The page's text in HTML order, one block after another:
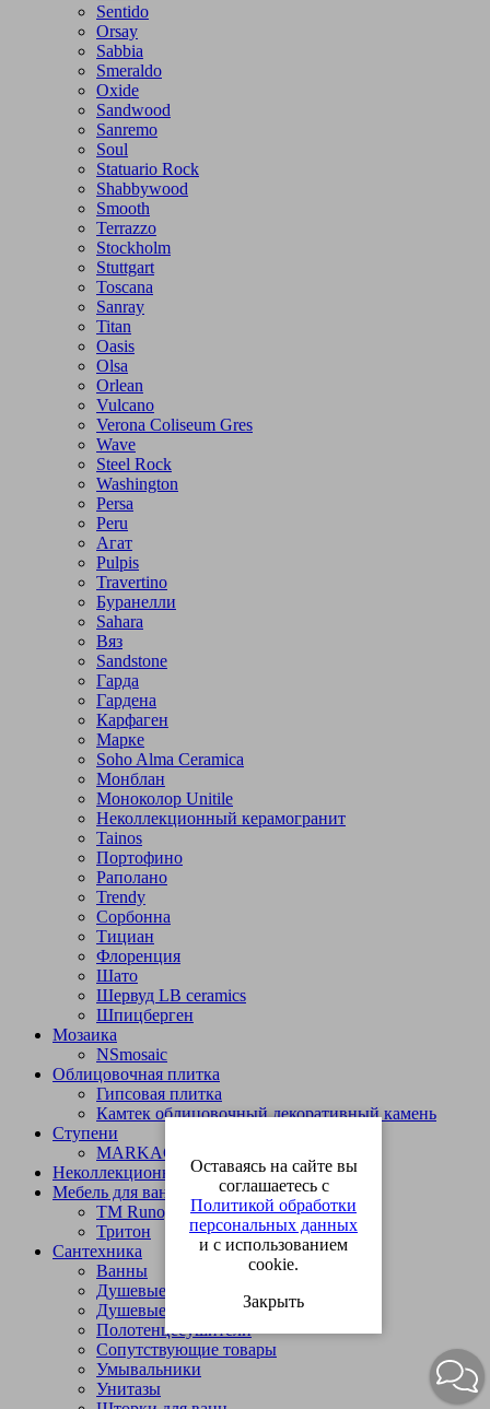
Sentido
Orsay
Sabbia
Smeraldo
Oxide
Sandwood
Sanremo
Soul
Statuario Rock
Shabbywood
Smooth
Terrazzo
Stockholm
Stuttgart
Toscana
Sanray
Titan
Oasis
Olsa
Orlean
Vulcano
Verona Coliseum Gres
Wave
Steel Rock
Washington
Persa
Peru
Агат
Pulpis
Travertino
Буранелли
Sahara
Вяз
Sandstone
Гарда
Гардена
Карфаген
Марке
Soho Alma Ceramica
Монблан
Моноколор Unitile
Неколлекционный керамогранит
Tainos
Портофино
Раполано
Trendy
Сорбонна
Тициан
Флоренция
Шато
Шервуд LB ceramics
Шпицберген
Мозаика
NSmosaic
Облицовочная плитка
Гипсовая плитка
Камтек облицовочный декоративный камень
Ступени
МARKAСтрой
Неколлекционные декоративные элементы
Мебель для ванной комнаты
TM Runo, TM Avilla
Тритон
Сантехника
Ванны
Душевые кабины
Душевые ширмы
Полотенцесушители
Сопутствующие товары
Умывальники
Унитазы
Оставаясь на сайте вы
соглашаетесь с
Политикой обработки
персональных данных
и с использованием
cookie.
Закрыть